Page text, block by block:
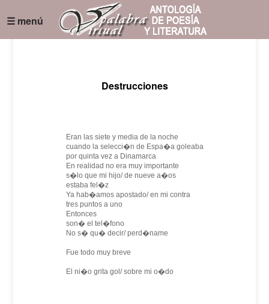
☰ menú
Destrucciones
Eran las siete y media de la noche
cuando la selecci�n de Espa�a goleaba
por quinta vez a Dinamarca
En realidad no era muy importante
s�lo que mi hijo/ de nueve a�os
estaba fel�z
Ya hab�amos apostado/ en mi contra
tres puntos a uno
Entonces
son� el tel�fono
No s� qu� decir/ perd�name
Fue todo muy breve
El ni�o grita gol/ sobre mi o�do